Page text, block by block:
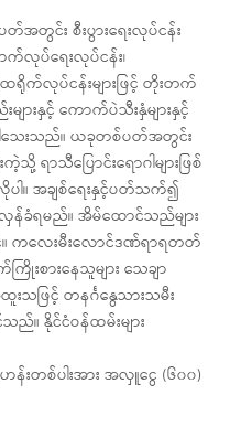
တ်အတွင်း စီးပွားရေးလုပ်ငန်း
ာက်လုပ်ရေးလုပ်ငန်း၊
လုပ်ငန်းများဖြင့် တိုးတက်
ျားနှင့် ကောက်ပဲသီးနှံများနှင့်
ေးသည်။ ယခုတစ်ပတ်အတွင်း
ကဲ့သို့ ရာသီပြောင်းရောဂါများဖြစ်
ါ။ အချစ်ရေးနှင့်ပတ်သက်၍
န်ခံရမည်။ အိမ်ထောင်သည်များ
။ ကလေးမီးလောင်ဒဏ်ရာရတတ်
းစားနေသူများ သေချာ
သဖြင့် တနင်္ဂနွေသားသမီး
နိုင်ငံဝန်ထမ်းများ
ဟန်းတစ်ပါးအား အလှူငွေ (၆၀၀)